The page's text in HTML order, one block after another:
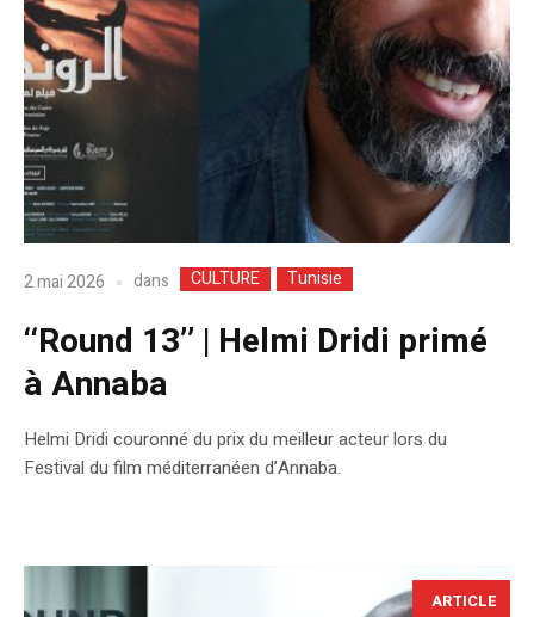
2 mai 2026 dans CULTURE Tunisie
‘‘Round 13’’ | Helmi Dridi primé
à Annaba
Helmi Dridi couronné du prix du meilleur acteur lors du
Festival du film méditerranéen d’Annaba.
ARTICLE